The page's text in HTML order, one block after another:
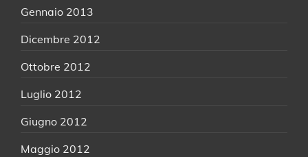
Gennaio 2013
Dicembre 2012
Ottobre 2012
Luglio 2012
Giugno 2012
Maggio 2012